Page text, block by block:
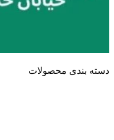
دسته بندی محصولات